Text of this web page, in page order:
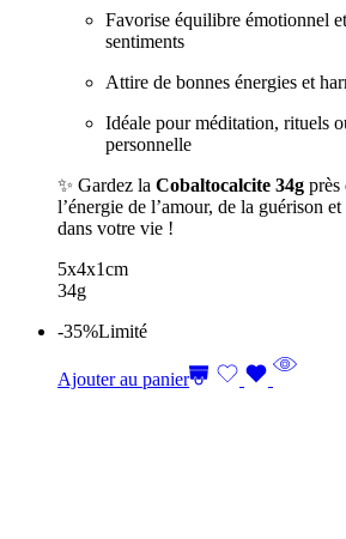
Favorise équilibre émotionnel
sentiments
Attire de bonnes énergies et
Idéale pour méditation, rituels
personnelle
✨ Gardez la Cobaltocalcite 34g près
l’énergie de l’amour, de la guérison
dans votre vie !
5x4x1cm
34g
-35%Limité
Ajouter au panier